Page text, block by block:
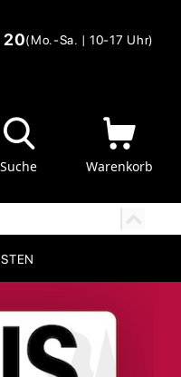
(Mo.-Sa. | 10-17 Uhr)
Suche Warenkorb